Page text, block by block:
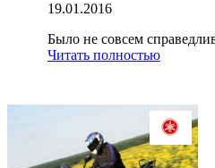
19.01.2016
Было не совсем
Читать полностью